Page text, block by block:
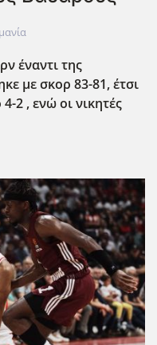
έναντι της
με σκορ 83-81, έτσι
2 , ενώ οι νικητές